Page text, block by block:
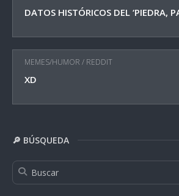
DATOS HISTÓRICOS DEL ‘PIEDRA,
MEMES/HUMOR / REDDIT
XD
🔎 BÚSQUEDA